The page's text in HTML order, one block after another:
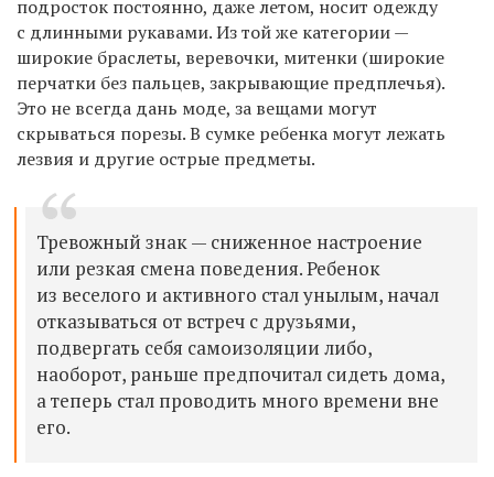
подросток постоянно, даже летом, носит одежду
с длинными рукавами. Из той же категории —
широкие браслеты, веревочки, митенки (широкие
перчатки без пальцев, закрывающие предплечья).
Это не всегда дань моде, за вещами могут
скрываться порезы. В сумке ребенка могут лежать
лезвия и другие острые предметы.
Тревожный знак — сниженное настроение
или резкая смена поведения. Ребенок
из веселого и активного стал унылым, начал
отказываться от встреч с друзьями,
подвергать себя самоизоляции либо,
наоборот, раньше предпочитал сидеть дома,
а теперь стал проводить много времени вне
его.